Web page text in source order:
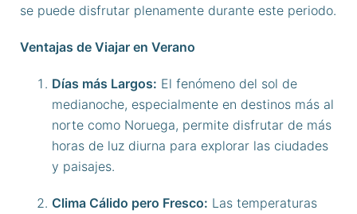
se puede disfrutar plenamente durante este periodo.
Ventajas de Viajar en Verano
Días más Largos: El fenómeno del sol de
medianoche, especialmente en destinos más al
norte como Noruega, permite disfrutar de más
horas de luz diurna para explorar las ciudades
y paisajes.
Clima Cálido pero Fresco: Las temperaturas